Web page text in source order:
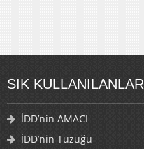
SIK KULLANILANLAR
İDD’nin AMACI
İDD’nin Tüzüğü